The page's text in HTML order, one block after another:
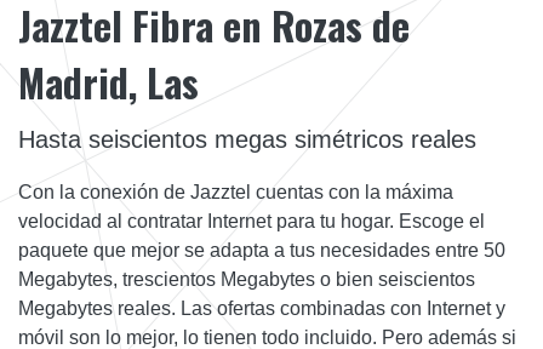
Jazztel Fibra en Rozas de
Madrid, Las
Hasta seiscientos megas simétricos reales
Con la conexión de Jazztel cuentas con la máxima
velocidad al contratar Internet para tu hogar. Escoge el
paquete que mejor se adapta a tus necesidades entre 50
Megabytes, trescientos Megabytes o bien seiscientos
Megabytes reales. Las ofertas combinadas con Internet y
móvil son lo mejor, lo tienen todo incluido. Pero además si